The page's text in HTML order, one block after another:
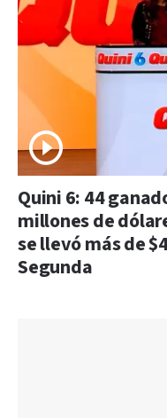
Quini 6: 44
millones de
se llevó más de
Segunda